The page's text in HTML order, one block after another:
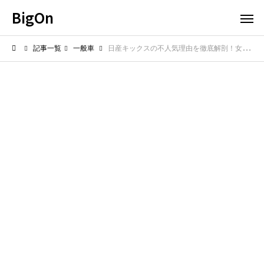
BigOn
記事一覧 一般車 日産キックスの不人気理由を徹底解剖！女性が選ばないわけとは？